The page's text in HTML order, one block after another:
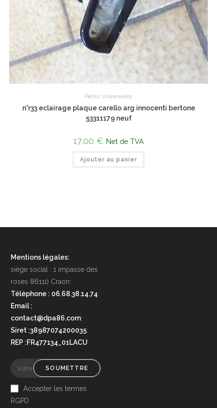
Pièces Universelles
n°r33 eclairage plaque carello arg innocenti bertone
53311179 neuf
17,00 € Net de TVA
Ajouter au panier
Mentions légales:
siège social : 1 impasse des
roses 86110 Craon:
Téléphone : 06.68.38.14.74:
Email :
contact@dpa86.com:
Siret :38987074200035:
REP :FR477134_01LACU:
SOUMETTRE
Accepter les termes
RGPD